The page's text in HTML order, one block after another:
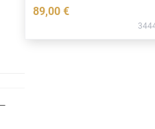
89,00 €